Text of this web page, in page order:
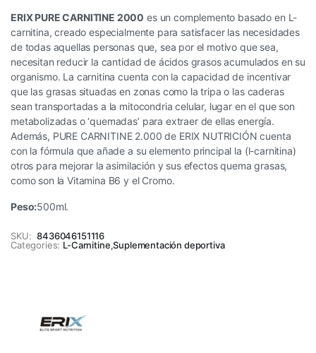
ERIX PURE CARNITINE 2000 es un complemento basado en L-
carnitina, creado especialmente para satisfacer las necesidades
de todas aquellas personas que, sea por el motivo que sea,
necesitan reducir la cantidad de ácidos grasos acumulados en su
organismo. La carnitina cuenta con la capacidad de incentivar
que las grasas situadas en zonas como la tripa o las caderas
sean transportadas a la mitocondria celular, lugar en el que son
metabolizadas o ‘quemadas’ para extraer de ellas energía.
Además, PURE CARNITINE 2.000 de ERIX NUTRICIÓN cuenta
con la fórmula que añade a su elemento principal la (l-carnitina)
otros para mejorar la asimilación y sus efectos quema grasas,
como son la Vitamina B6 y el Cromo.
Peso:500ml.
SKU: 8436046151116
Categories: L-Carnitine,Suplementación deportiva